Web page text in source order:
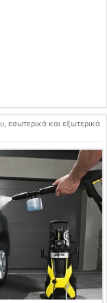
εσωτερικά και εξωτερικά